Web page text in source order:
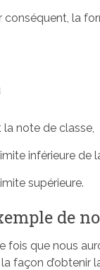
conséquent, la
la note de classe,
inférieure de
supérieure.
de
fois que nous
façon d’obtenir